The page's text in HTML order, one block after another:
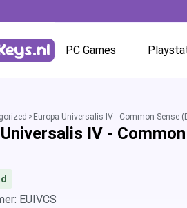
PC Games
GOG.com
Europa Universalis IV - Common Sense
IV -
EUIVCS